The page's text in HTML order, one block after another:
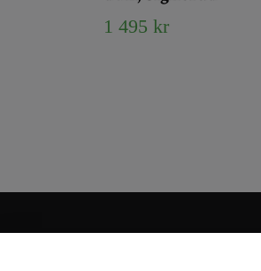
1 495 kr